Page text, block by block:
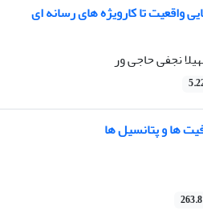
واقعیت تا کارویژه های رسانه ای
نجفی حاجی ور
ها و پتانسیل ها